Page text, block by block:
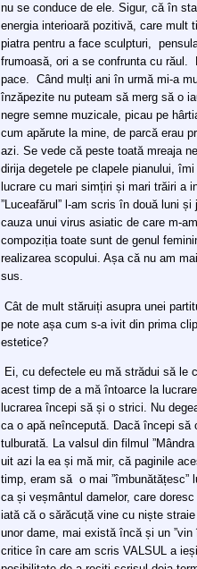
nu se conduce de ele. Sigur, că în
energia interioară pozitivă, care
piatra pentru a face sculpturi,
frumoasă, ori a se confrunta cu răul.
pace. Când mulți ani în urmă mi-a
înzăpezite nu puteam să merg să o
negre semne muzicale, picau pe
cum apărute la mine, de parcă erau
azi. Se vede că peste toată mreaja
dirija degetele pe clapele pianului,
lucrare cu mari simțiri și mari trăiri a
”Luceafărul” l-am scris în două luni
cauza unui virus asiatic de care m-
compoziția toate sunt de genul
realizarea scopului. Așa că nu am
sus.
Cât de mult stăruiți asupra unei
pe note așa cum s-a ivit din prima
estetice?
Ei, cu defectele eu mă strădui să le
acest timp de a mă întoarce la
lucrarea începi să și o strici. Nu
ca o apă neîncepută. Dacă începi să
tulburată. La valsul din filmul
uit azi la ea și mă mir, că paginile
timp, eram să o mai ”îmbunătățesc”
ca și veșmântul damelor, care
iată că o sărăcuță vine cu niște
unor dame, mai există încă și un
critice în care am scris VALSUL a